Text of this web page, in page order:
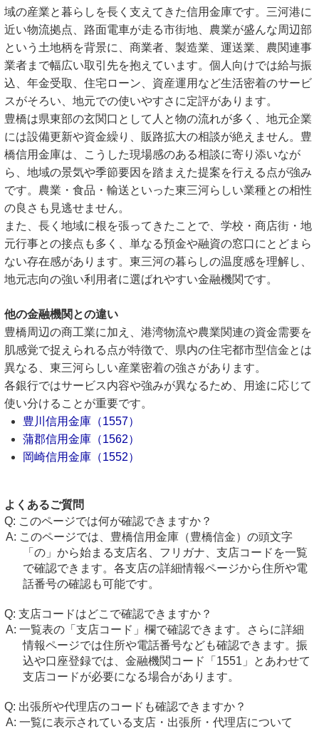
域の産業と暮らしを長く支えてきた信用金庫です。三河港に
近い物流拠点、路面電車が走る市街地、農業が盛んな周辺部
という土地柄を背景に、商業者、製造業、運送業、農関連事
業者まで幅広い取引先を抱えています。個人向けでは給与振
込、年金受取、住宅ローン、資産運用など生活密着のサービ
スがそろい、地元での使いやすさに定評があります。
豊橋は県東部の玄関口として人と物の流れが多く、地元企業
には設備更新や資金繰り、販路拡大の相談が絶えません。豊
橋信用金庫は、こうした現場感のある相談に寄り添いなが
ら、地域の景気や季節要因を踏まえた提案を行える点が強み
です。農業・食品・輸送といった東三河らしい業種との相性
の良さも見逃せません。
また、長く地域に根を張ってきたことで、学校・商店街・地
元行事との接点も多く、単なる預金や融資の窓口にとどまら
ない存在感があります。東三河の暮らしの温度感を理解し、
地元志向の強い利用者に選ばれやすい金融機関です。
他の金融機関との違い
豊橋周辺の商工業に加え、港湾物流や農業関連の資金需要を
肌感覚で捉えられる点が特徴で、県内の住宅都市型信金とは
異なる、東三河らしい産業密着の強さがあります。
各銀行ではサービス内容や強みが異なるため、用途に応じて
使い分けることが重要です。
豊川信用金庫（1557）
蒲郡信用金庫（1562）
岡崎信用金庫（1552）
よくあるご質問
このページでは何が確認できますか？
このページでは、豊橋信用金庫（豊橋信金）の頭文字
「の」から始まる支店名、フリガナ、支店コードを一覧
で確認できます。各支店の詳細情報ページから住所や電
話番号の確認も可能です。
支店コードはどこで確認できますか？
一覧表の「支店コード」欄で確認できます。さらに詳細
情報ページでは住所や電話番号なども確認できます。振
込や口座登録では、金融機関コード「1551」とあわせて
支店コードが必要になる場合があります。
出張所や代理店のコードも確認できますか？
一覧に表示されている支店・出張所・代理店について